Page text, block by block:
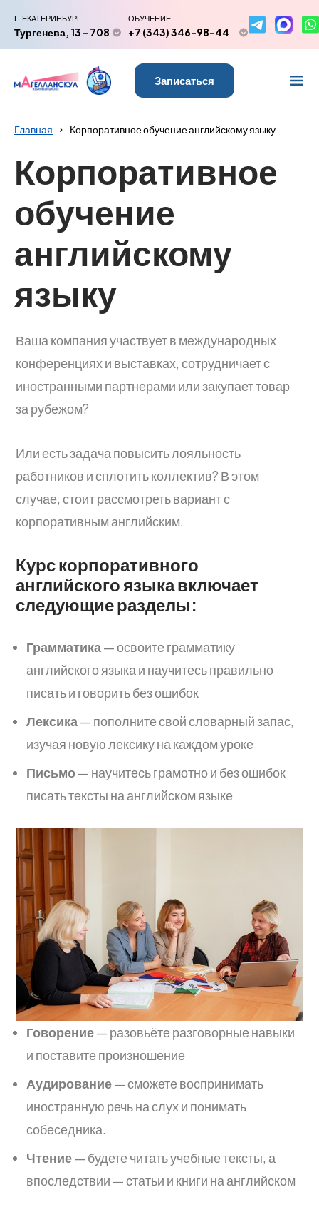
Г. ЕКАТЕРИНБУРГ
Тургенева, 13 - 708
ОБУЧЕНИЕ
+7 (343) 346-98-44
Записаться
Главная Корпоративное обучение английскому языку
Корпоративное
обучение
английскому
языку
Ваша компания участвует в международных
конференциях и выставках, сотрудничает с
иностранными партнерами или закупает товар
за рубежом?
Или есть задача повысить лояльность
работников и сплотить коллектив? В этом
случае, стоит рассмотреть вариант с
корпоративным английским.
Курс корпоративного
английского языка включает
следующие разделы:
Грамматика— освоите грамматику
английского языка и научитесь правильно
писать и говорить без ошибок
Лексика— пополните свой словарный запас,
изучая новую лексику на каждом уроке
Письмо— научитесь грамотно и без ошибок
писать тексты на английском языке
Говорение— разовьёте разговорные навыки
и поставите произношение
Аудирование— сможете воспринимать
иностранную речь на слух и понимать
собеседника.
Чтение— будете читать учебные тексты, а
впоследствии — статьи и книги на английском